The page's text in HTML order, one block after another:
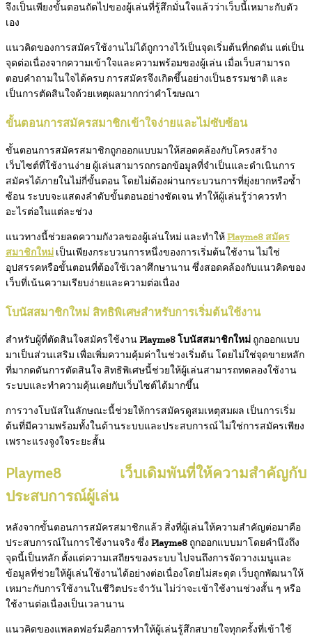
จึงเป็นเพียงขั้นตอนถัดไปของผู้เล่นที่รู้สึกมั่นใจแล้วว่าเว็บนี้เหมาะกับตัว
เอง
แนวคิดของการสมัครใช้งานไม่ได้ถูกวางไว้เป็นจุดเริ่มต้นที่กดดัน แต่เป็น
จุดต่อเนื่องจากความเข้าใจและความพร้อมของผู้เล่น เมื่อเว็บสามารถ
ตอบคำถามในใจได้ครบ การสมัครจึงเกิดขึ้นอย่างเป็นธรรมชาติ และ
เป็นการตัดสินใจด้วยเหตุผลมากกว่าคำโฆษณา
ขั้นตอนการสมัครสมาชิกเข้าใจง่ายและไม่ซับซ้อน
ขั้นตอนการสมัครสมาชิกถูกออกแบบมาให้สอดคล้องกับโครงสร้าง
เว็บไซต์ที่ใช้งานง่าย ผู้เล่นสามารถกรอกข้อมูลที่จำเป็นและดำเนินการ
สมัครได้ภายในไม่กี่ขั้นตอน โดยไม่ต้องผ่านกระบวนการที่ยุ่งยากหรือซ้ำ
ซ้อน ระบบจะแสดงลำดับขั้นตอนอย่างชัดเจน ทำให้ผู้เล่นรู้ว่าควรทำ
อะไรต่อในแต่ละช่วง
แนวทางนี้ช่วยลดความกังวลของผู้เล่นใหม่ และทำให้Playme8 สมัคร
สมาชิกใหม่ เป็นเพียงกระบวนการหนึ่งของการเริ่มต้นใช้งาน ไม่ใช่
อุปสรรคหรือขั้นตอนที่ต้องใช้เวลาศึกษานาน ซึ่งสอดคล้องกับแนวคิดของ
เว็บที่เน้นความเรียบง่ายและความต่อเนื่อง
โบนัสสมาชิกใหม่ สิทธิพิเศษสำหรับการเริ่มต้นใช้งาน
สำหรับผู้ที่ตัดสินใจสมัครใช้งานPlayme8 โบนัสสมาชิกใหม่ ถูกออกแบบ
มาเป็นส่วนเสริม เพื่อเพิ่มความคุ้มค่าในช่วงเริ่มต้น โดยไม่ใช่จุดขายหลัก
ที่มากดดันการตัดสินใจ สิทธิพิเศษนี้ช่วยให้ผู้เล่นสามารถทดลองใช้งาน
ระบบและทำความคุ้นเคยกับเว็บไซต์ได้มากขึ้น
การวางโบนัสในลักษณะนี้ช่วยให้การสมัครดูสมเหตุสมผล เป็นการเริ่ม
ต้นที่มีความพร้อมทั้งในด้านระบบและประสบการณ์ ไม่ใช่การสมัครเพียง
เพราะแรงจูงใจระยะสั้น
Playme8 เว็บเดิมพันที่ให้ความสำคัญกับ
ประสบการณ์ผู้เล่น
หลังจากขั้นตอนการสมัครสมาชิกแล้ว สิ่งที่ผู้เล่นให้ความสำคัญต่อมาคือ
ประสบการณ์ในการใช้งานจริง ซึ่ง Playme8 ถูกออกแบบมาโดยคำนึงถึง
จุดนี้เป็นหลัก ตั้งแต่ความเสถียรของระบบ ไปจนถึงการจัดวางเมนูและ
ข้อมูลที่ช่วยให้ผู้เล่นใช้งานได้อย่างต่อเนื่องโดยไม่สะดุด เว็บถูกพัฒนาให้
เหมาะกับการใช้งานในชีวิตประจำวัน ไม่ว่าจะเข้าใช้งานช่วงสั้น ๆ หรือ
ใช้งานต่อเนื่องเป็นเวลานาน
แนวคิดของแพลตฟอร์มคือการทำให้ผู้เล่นรู้สึกสบายใจทุกครั้งที่เข้าใช้